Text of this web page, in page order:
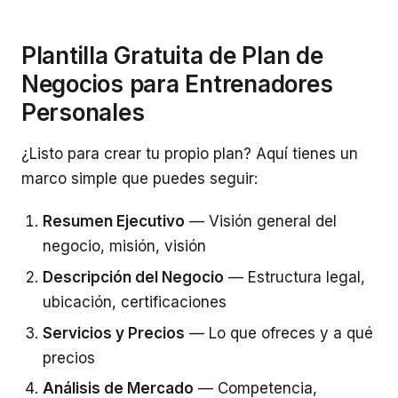
Plantilla Gratuita de Plan de
Negocios para Entrenadores
Personales
¿Listo para crear tu propio plan? Aquí tienes un
marco simple que puedes seguir:
Resumen Ejecutivo — Visión general del
negocio, misión, visión
Descripción del Negocio — Estructura legal,
ubicación, certificaciones
Servicios y Precios — Lo que ofreces y a qué
precios
Análisis de Mercado — Competencia,